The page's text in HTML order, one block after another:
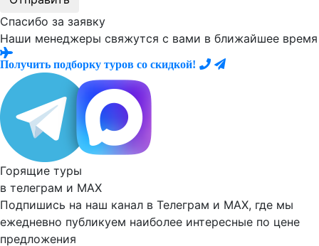
Спасибо за заявку
Наши менеджеры свяжутся с вами в ближайшее время
Получить подборку туров со скидкой!
Горящие туры
в телеграм и MAX
Подпишись на наш канал в Телеграм и MAX, где мы
ежедневно публикуем наиболее интересные по цене
предложения